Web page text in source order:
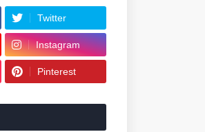
Twitter
Instagram
Pinterest